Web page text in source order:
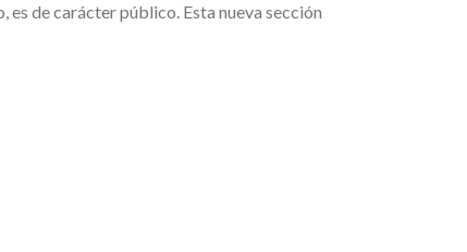
de carácter público. Esta nueva sección